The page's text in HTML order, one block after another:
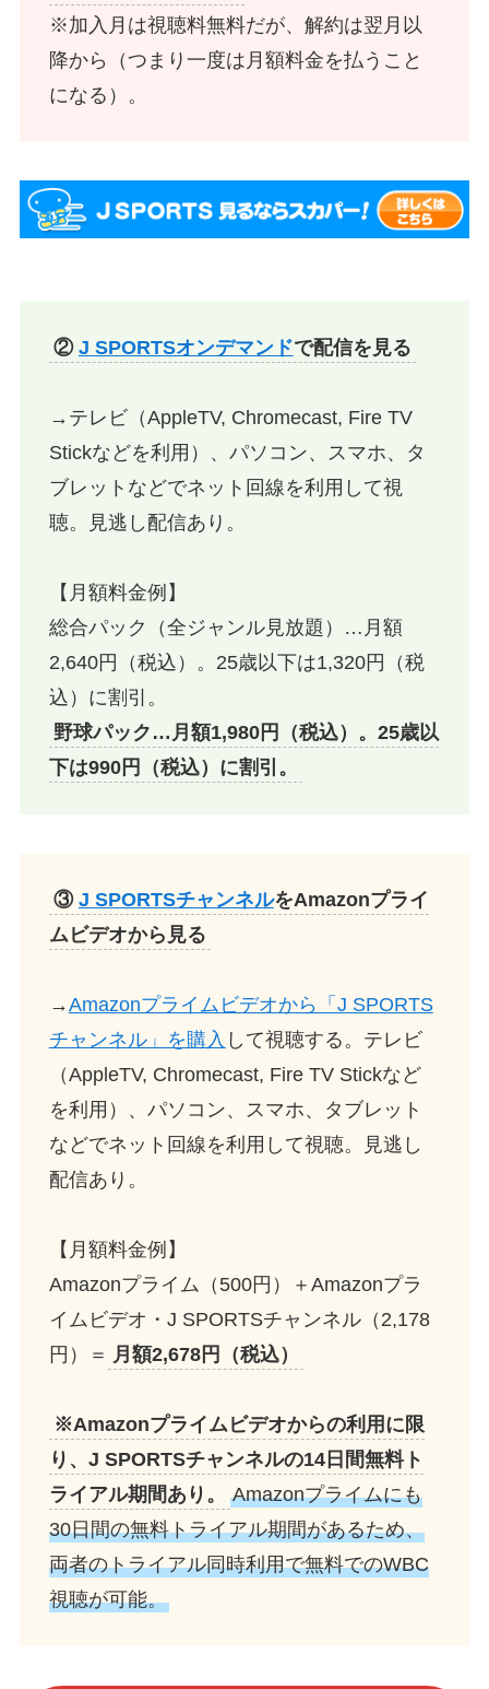
※加入月は視聴料無料だが、解約は翌月以
降から（つまり一度は月額料金を払うこと
になる）。
② J SPORTSオンデマンドで配信を見る
→テレビ（AppleTV, Chromecast, Fire TV
Stickなどを利用）、パソコン、スマホ、タ
ブレットなどでネット回線を利用して視
聴。見逃し配信あり。
【月額料金例】
総合パック（全ジャンル見放題）…月額
2,640円（税込）。25歳以下は1,320円（税
込）に割引。
野球パック…月額1,980円（税込）。25歳以
下は990円（税込）に割引。
③ J SPORTSチャンネルをAmazonプライ
ムビデオから見る
→Amazonプライムビデオから「J SPORTS
チャンネル」を購入 して視聴する。テレビ
（AppleTV, Chromecast, Fire TV Stickなど
を利用）、パソコン、スマホ、タブレット
などでネット回線を利用して視聴。見逃し
配信あり。
【月額料金例】
Amazonプライム（500円）＋Amazonプラ
イムビデオ・J SPORTSチャンネル（2,178
円）＝ 月額2,678円（税込）
※Amazonプライムビデオからの利用に限
り、J SPORTSチャンネルの14日間無料ト
ライアル期間あり。
Amazonプライムにも
30日間の無料トライアル期間があるため、
両者のトライアル同時利用で無料でのWBC
視聴が可能。